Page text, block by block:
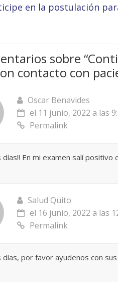
en la postulación
sobre “
contacto con
Oscar Benavides
el 11 junio, 2022 a las
Permalink
días!! En mi examen salí
Salud Quito
el 16 junio, 2022 a las
Permalink
días, por favor ayudenos con